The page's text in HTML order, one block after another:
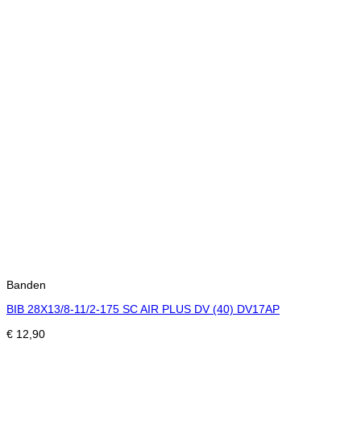
Banden
BIB 28X13/8-11/2-175 SC AIR PLUS DV (40) DV17AP
€ 12,90